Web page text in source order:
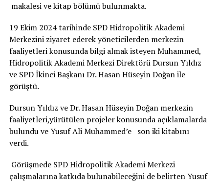
makalesi ve kitap bölümü bulunmakta.
19 Ekim 2024 tarihinde SPD Hidropolitik Akademi
Merkezini ziyaret ederek yöneticilerden merkezin
faaliyetleri konusunda bilgi almak isteyen Muhammed,
Hidropolitik Akademi Merkezi Direktörü Dursun Yıldız
ve SPD İkinci Başkanı Dr. Hasan Hüseyin Doğan ile
görüştü.
Dursun Yıldız ve Dr. Hasan Hüseyin Doğan merkezin
faaliyetleri,yürütülen projeler konusunda açıklamalarda
bulundu ve Yusuf Ali Muhammed’e son iki kitabını
verdi.
Görüşmede SPD Hidropolitik Akademi Merkezi
çalışmalarına katkıda bulunabileceğini de belirten Yusuf